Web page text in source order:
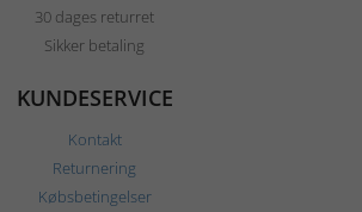
30 dages returret
Sikker betaling
KUNDESERVICE
Kontakt
Returnering
Købsbetingelser